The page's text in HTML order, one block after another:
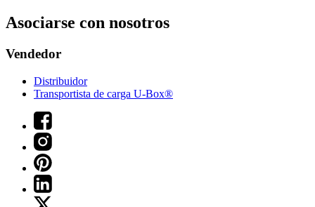
Asociarse con nosotros
Vendedor
Distribuidor
Transportista de carga U-Box®